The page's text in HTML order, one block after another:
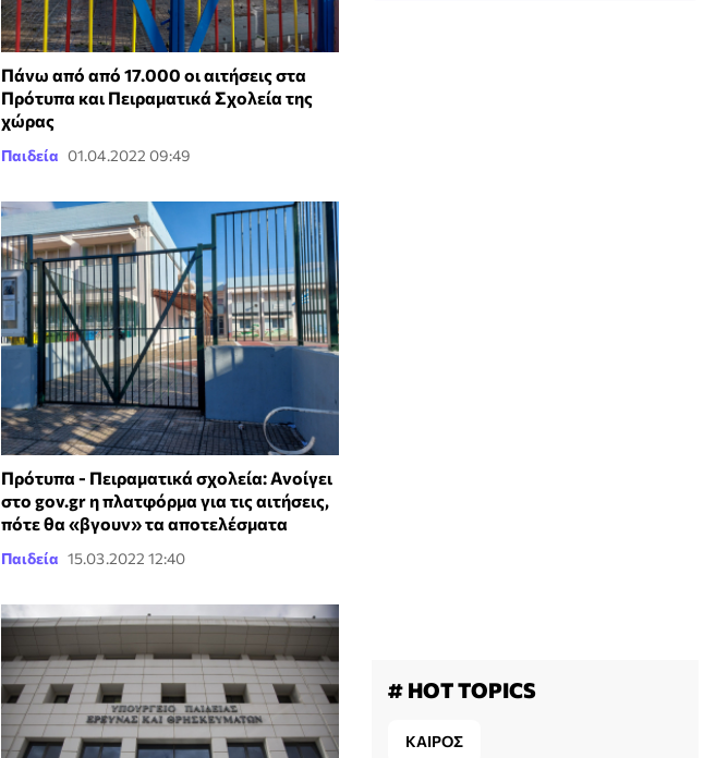
Πάνω από από 17.000 οι αιτήσεις στα
Πρότυπα και Πειραματικά Σχολεία της
χώρας
Παιδεία 01.04.2022 09:49
Πρότυπα - Πειραματικά σχολεία: Ανοίγει
στο gov.gr η πλατφόρμα για τις αιτήσεις,
πότε θα «βγουν» τα αποτελέσματα
Παιδεία 15.03.2022 12:40
# HOT TOPICS
ΚΑΙΡΟΣ